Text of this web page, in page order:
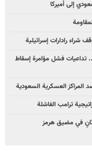
إلى أميركا
شراء رادارات إسرائيلية
تداعيات فشل مؤامرة إسقاط
المراكز العسكرية السعودية
ترامب الفاشلة
في مضيق هرمز